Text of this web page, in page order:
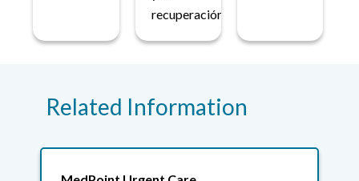
recuperación.
Related Information